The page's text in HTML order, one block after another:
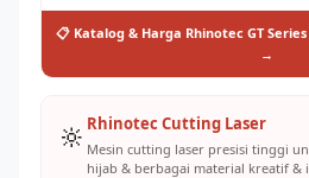
📋 Katalog & Harga Rhinotec GT
→
🔆 Rhinotec Cutting Laser
Mesin cutting laser presisi tinggi
hijab & berbagai material kreatif &